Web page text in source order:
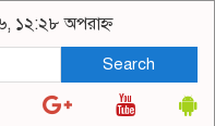
১২:২৮ অপরাহ্ন
Search